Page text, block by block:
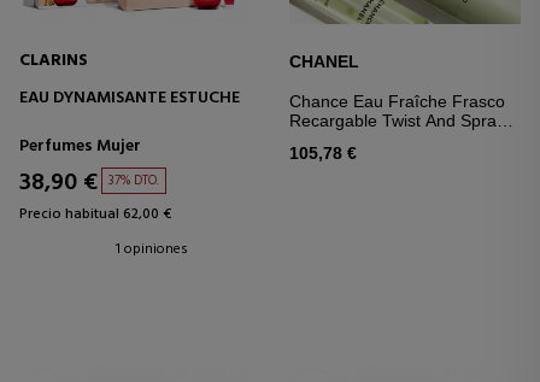
CLARINS
EAU DYNAMISANTE ESTUCHE
Perfumes Mujer
38,90 € 37% DTO.
Precio habitual 62,00 €
1 opiniones
CHANEL
Chance Eau Fraîche Frasco
Recargable Twist And Spray –
105,78 €